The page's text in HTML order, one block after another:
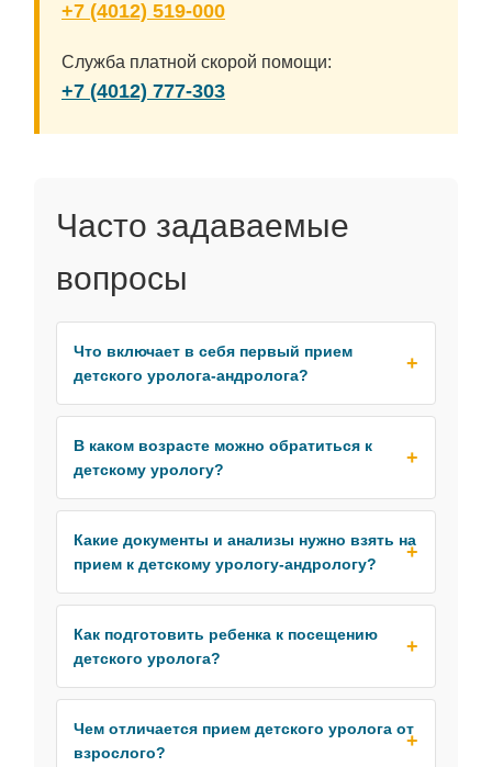
+7 (4012) 519-000
Служба платной скорой помощи:
+7 (4012) 777-303
Часто задаваемые
вопросы
Что включает в себя первый прием
детского уролога-андролога?
В каком возрасте можно обратиться к
детскому урологу?
Какие документы и анализы нужно взять на
прием к детскому урологу-андрологу?
Как подготовить ребенка к посещению
детского уролога?
Чем отличается прием детского уролога от
взрослого?